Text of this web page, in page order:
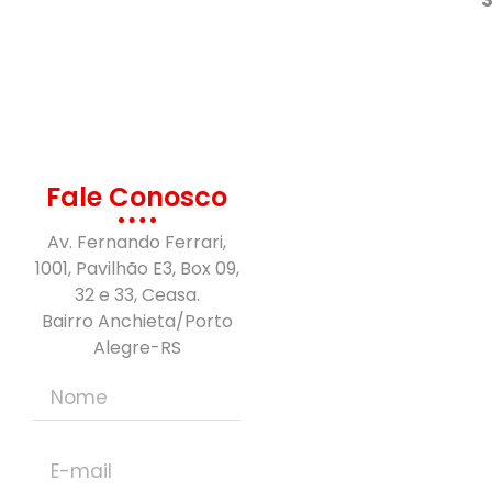
Fale Conosco
Av. Fernando Ferrari,
1001, Pavilhão E3, Box 09,
32 e 33, Ceasa.
Bairro Anchieta/Porto
Alegre-RS